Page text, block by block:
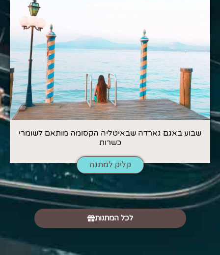
שבוע באגם גארדה שבאיטליה הקסומה מותאם לשומרי
כשרות
קליק למתנה
לכל המתנות